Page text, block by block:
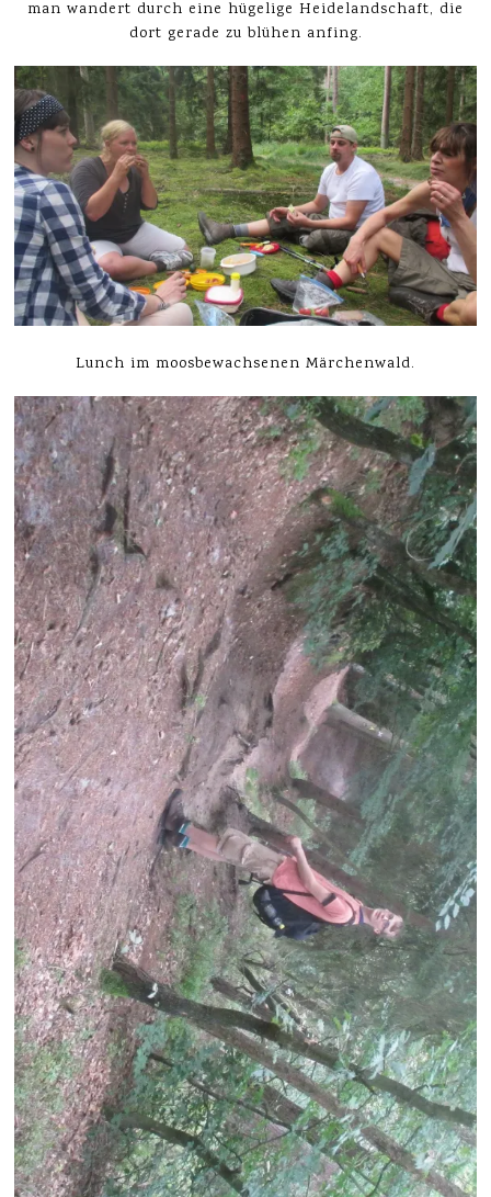
man wandert durch eine hügelige Heidelandschaft, die
dort gerade zu blühen anfing.
Lunch im moosbewachsenen Märchenwald.